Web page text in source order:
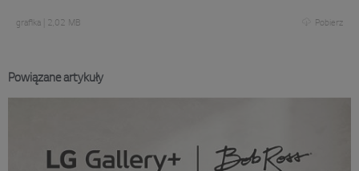
grafika 2,02 MB Pobierz
Powiązane artykuły